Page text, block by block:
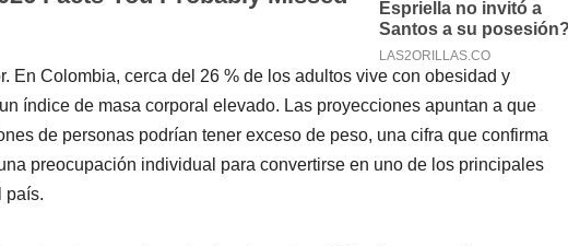
En Colombia, cerca del 26 % de los adultos vive con obesidad y
índice de masa corporal elevado. Las proyecciones apuntan a que
de personas podrían tener exceso de peso, una cifra que confirma
preocupación individual para convertirse en uno de los principales
país.